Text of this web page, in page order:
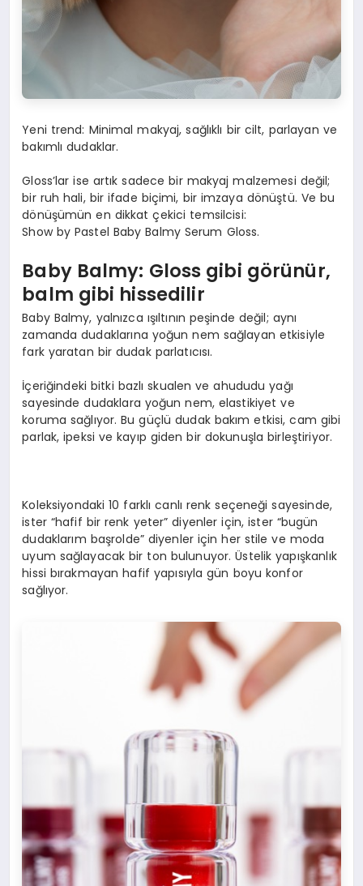
Yeni trend: Minimal makyaj, sağlıklı bir cilt, parlayan ve
bakımlı dudaklar.
Gloss’lar ise artık sadece bir makyaj malzemesi değil;
bir ruh hali, bir ifade biçimi, bir imzaya dönüştü. Ve bu
dönüşümün en dikkat çekici temsilcisi:
Show by Pastel Baby Balmy Serum Gloss.
Baby Balmy: Gloss gibi görünür,
balm gibi hissedilir
Baby Balmy, yalnızca ışıltının peşinde değil; aynı
zamanda dudaklarına yoğun nem sağlayan etkisiyle
fark yaratan bir dudak parlatıcısı.
İçeriğindeki bitki bazlı skualen ve ahududu yağı
sayesinde dudaklara yoğun nem, elastikiyet ve
koruma sağlıyor. Bu güçlü dudak bakım etkisi, cam gibi
parlak, ipeksi ve kayıp giden bir dokunuşla birleştiriyor.
Koleksiyondaki 10 farklı canlı renk seçeneği sayesinde,
ister “hafif bir renk yeter” diyenler için, ister “bugün
dudaklarım başrolde” diyenler için her stile ve moda
uyum sağlayacak bir ton bulunuyor. Üstelik yapışkanlık
hissi bırakmayan hafif yapısıyla gün boyu konfor
sağlıyor.